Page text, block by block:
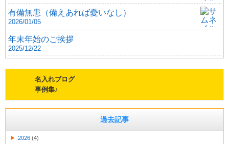
有備無患（備えあれば憂いなし）
2026/01/05
年末年始のご挨拶
2025/12/22
名入れブログ
事例集♪
過去記事
2026 (4)